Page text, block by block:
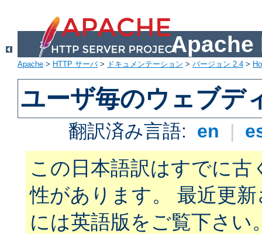
Apache
Apache > HTTP サーバ> ドキュメンテーション > バージョン 2.4 >
ユーザ毎のウェブデ
翻訳済み言語: en |
この日本語訳はすでに古
性があります。 最近更
には英語版をご覧下さい